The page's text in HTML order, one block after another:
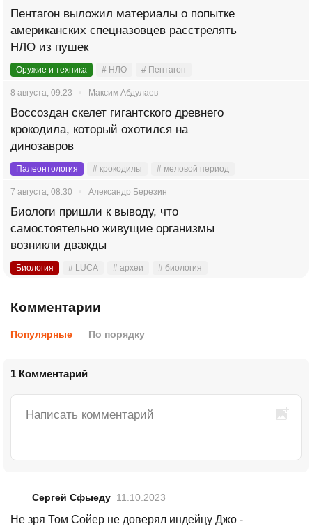
Пентагон выложил материалы о попытке
американских спецназовцев расстрелять
НЛО из пушек
Оружие и техника # НЛО # Пентагон
8 августа, 09:23 Максим Абдулаев
Воссоздан скелет гигантского древнего
крокодила, который охотился на
динозавров
Палеонтология # крокодилы # меловой период
7 августа, 08:30 Александр Березин
Биологи пришли к выводу, что
самостоятельно живущие организмы
возникли дважды
Биология # LUCA # археи # биология
Комментарии
Популярные По порядку
1 Комментарий
Сергей Сфыеду 11.10.2023
Не зря Том Сойер не доверял индейцу Джо -